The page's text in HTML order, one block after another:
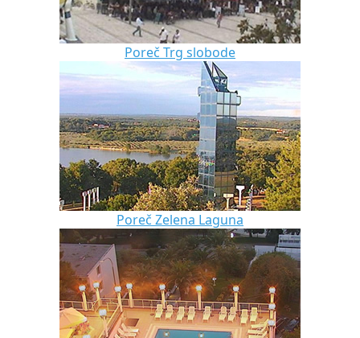
Poreč Trg slobode
Poreč Zelena Laguna